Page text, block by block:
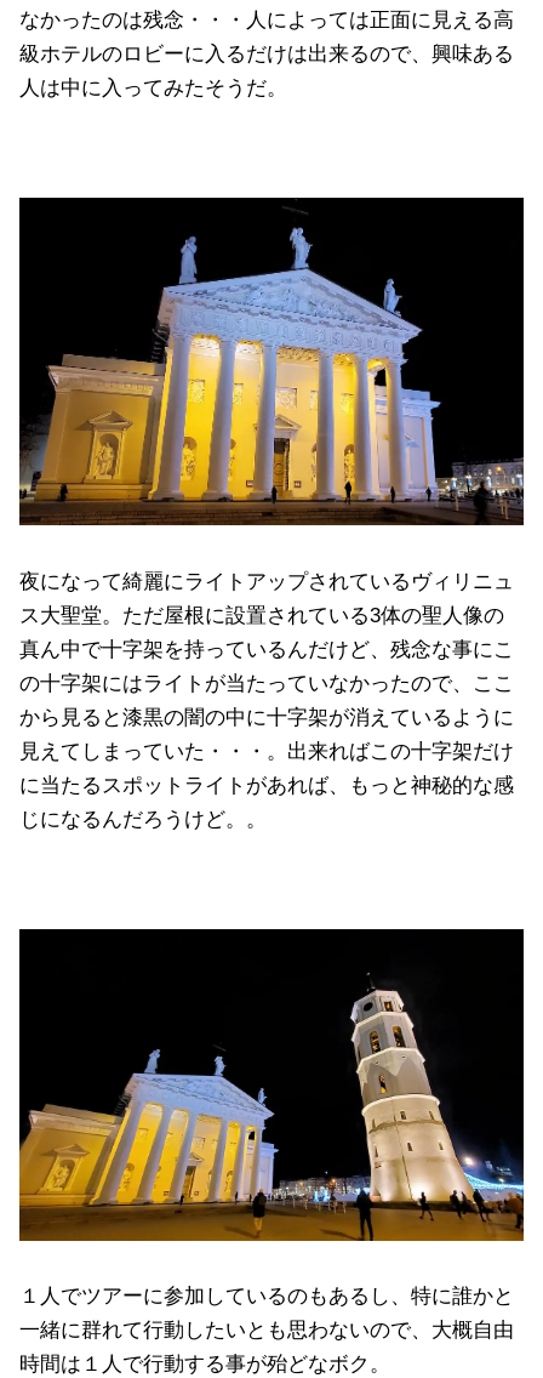
なかったのは残念・・・人によっては正面に見える高
級ホテルのロビーに入るだけは出来るので、興味ある
人は中に入ってみたそうだ。
夜になって綺麗にライトアップされているヴィリニュ
ス大聖堂。ただ屋根に設置されている3体の聖人像の
真ん中で十字架を持っているんだけど、残念な事にこ
の十字架にはライトが当たっていなかったので、ここ
から見ると漆黒の闇の中に十字架が消えているように
見えてしまっていた・・・。出来ればこの十字架だけ
に当たるスポットライトがあれば、もっと神秘的な感
じになるんだろうけど。。
１人でツアーに参加しているのもあるし、特に誰かと
一緒に群れて行動したいとも思わないので、大概自由
時間は１人で行動する事が殆どなボク。